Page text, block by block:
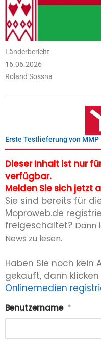
Länderbericht
16.06.2026
Roland Sossna
Erste Testlieferung von MMP
Dieser Inhalt ist nur
verfügbar.
Melden Sie sich jetzt
Sie sind bereits für
Moproweb.de
freigeschaltet? Dann
News zu lesen.
Haben Sie noch kein
gekauft, dann
Onlinemedien
Benutzername *